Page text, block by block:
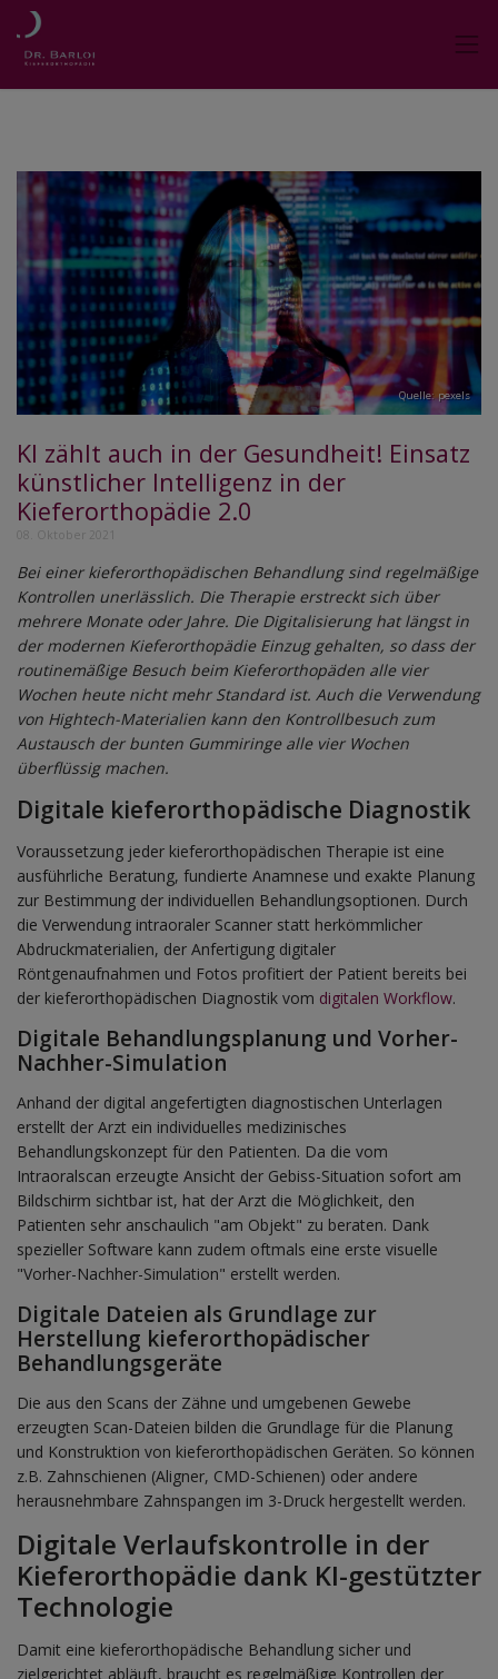
Quelle: pexels
KI zählt auch in der Gesundheit! Einsatz
künstlicher Intelligenz in der
Kieferorthopädie 2.0
08. Oktober 2021
Bei einer kieferorthopädischen Behandlung sind regelmäßige
Kontrollen unerlässlich. Die Therapie erstreckt sich über
mehrere Monate oder Jahre. Die Digitalisierung hat längst in
der modernen Kieferorthopädie Einzug gehalten, so dass der
routinemäßige Besuch beim Kieferorthopäden alle vier
Wochen heute nicht mehr Standard ist. Auch die Verwendung
von Hightech-Materialien kann den Kontrollbesuch zum
Austausch der bunten Gummiringe alle vier Wochen
überflüssig machen.
Digitale kieferorthopädische Diagnostik
Voraussetzung jeder kieferorthopädischen Therapie ist eine
ausführliche Beratung, fundierte Anamnese und exakte Planung
zur Bestimmung der individuellen Behandlungsoptionen. Durch
die Verwendung intraoraler Scanner statt herkömmlicher
Abdruckmaterialien, der Anfertigung digitaler
Röntgenaufnahmen und Fotos profitiert der Patient bereits bei
der kieferorthopädischen Diagnostik vom digitalen Workflow.
Digitale Behandlungsplanung und Vorher-
Nachher-Simulation
Anhand der digital angefertigten diagnostischen Unterlagen
erstellt der Arzt ein individuelles medizinisches
Behandlungskonzept für den Patienten. Da die vom
Intraoralscan erzeugte Ansicht der Gebiss-Situation sofort am
Bildschirm sichtbar ist, hat der Arzt die Möglichkeit, den
Patienten sehr anschaulich "am Objekt" zu beraten. Dank
spezieller Software kann zudem oftmals eine erste visuelle
"Vorher-Nachher-Simulation" erstellt werden.
Digitale Dateien als Grundlage zur
Herstellung kieferorthopädischer
Behandlungsgeräte
Die aus den Scans der Zähne und umgebenen Gewebe
erzeugten Scan-Dateien bilden die Grundlage für die Planung
und Konstruktion von kieferorthopädischen Geräten. So können
z.B. Zahnschienen (Aligner, CMD-Schienen) oder andere
herausnehmbare Zahnspangen im 3-Druck hergestellt werden.
Digitale Verlaufskontrolle in der
Kieferorthopädie dank KI-gestützter
Technologie
Damit eine kieferorthopädische Behandlung sicher und
zielgerichtet abläuft, braucht es regelmäßige Kontrollen der